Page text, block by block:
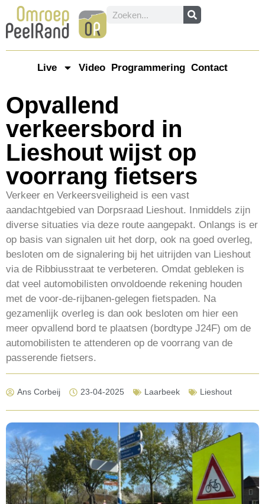
Live Video Programmering Contact
Opvallend
verkeersbord in
Lieshout wijst op
voorrang fietsers
Verkeer en Verkeersveiligheid is een vast
aandachtgebied van Dorpsraad Lieshout. Inmiddels zijn
diverse situaties via deze route aangepakt. Onlangs is er
op basis van signalen uit het dorp, ook na goed overleg,
besloten om de signalering bij het uitrijden van Lieshout
via de Ribbiusstraat te verbeteren. Omdat gebleken is
dat veel automobilisten onvoldoende rekening houden
met de voor-de-rijbanen-gelegen fietspaden. Na
gezamenlijk overleg is dan ook besloten om hier een
meer opvallend bord te plaatsen (bordtype J24F) om de
automobilisten te attenderen op de voorrang van de
passerende fietsers.
Ans Corbeij 23-04-2025 Laarbeek Lieshout